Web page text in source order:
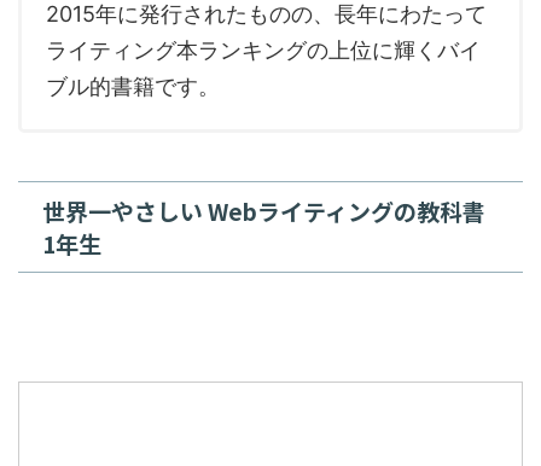
2015年に発行されたものの、長年にわたって
ライティング本ランキングの上位に輝くバイ
ブル的書籍です。
世界一やさしい Webライティングの教科書
1年生